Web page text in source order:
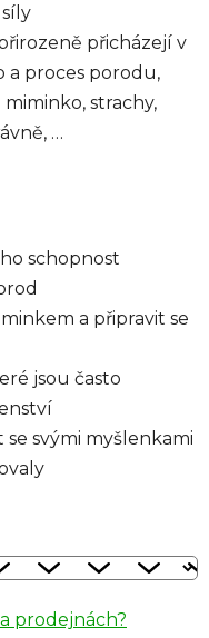
přicházejí v
a proces porodu,
strachy,
…
schopnost
a připravit se
jsou často
svými myšlenkami
prodejnách?